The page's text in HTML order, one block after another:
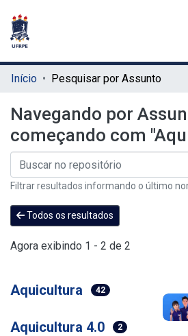
Início Pesquisar por Assunto
Navegando por
começando com
Filtrar resultados informando o último
Todos os resultados
Agora exibindo 1 - 2 de 2
Aquicultura 42
Aquicultura 4.0 2